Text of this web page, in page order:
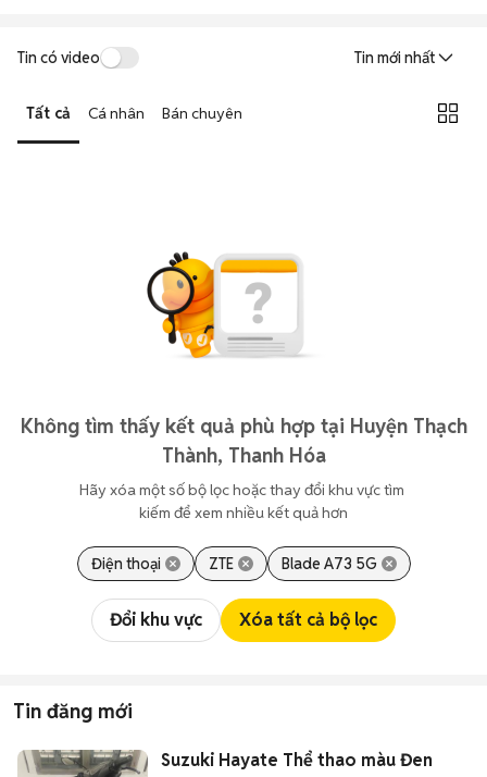
Tin có video Tin mới nhất
Tất cả Cá nhân Bán chuyên
Không tìm thấy kết quả phù hợp tại Huyện Thạch
Thành, Thanh Hóa
Hãy xóa một số bộ lọc hoặc thay đổi khu vực tìm
kiếm để xem nhiều kết quả hơn
Điện thoại ZTE Blade A73 5G
Đổi khu vực Xóa tất cả bộ lọc
Tin đăng mới
Suzuki Hayate Thể thao màu Đen